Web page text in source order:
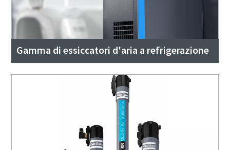
Gamma di essiccatori d'aria a refrigerazione